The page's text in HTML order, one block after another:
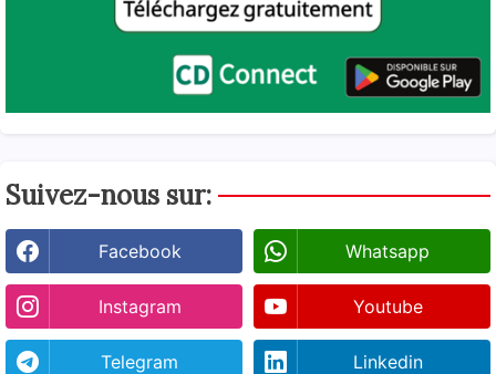
Suivez-nous sur:
Facebook Whatsapp
Instagram Youtube
Telegram Linkedin